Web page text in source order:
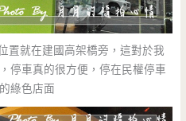
置就在建國高架橋旁，這對於我
停車真的很方便，停在民權停車
綠色店面